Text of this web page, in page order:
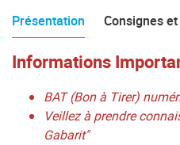
Présentation Consignes
Informations
BAT (Bon à Tirer)
Veillez à prendre
Gabarit"